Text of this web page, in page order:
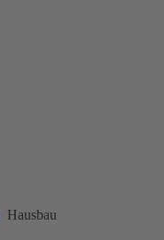
Hausbau